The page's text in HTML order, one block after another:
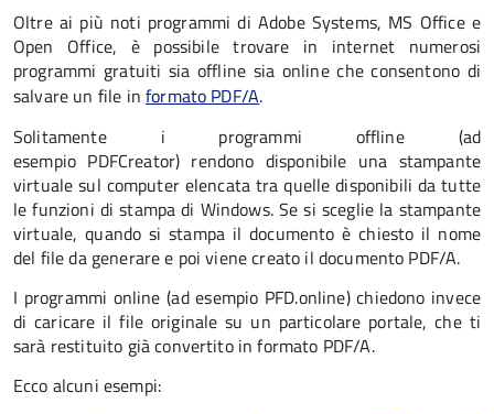
Oltre ai più noti programmi di Adobe Systems, MS Office e
Open Office, è possibile trovare in internet numerosi
programmi gratuiti sia offline sia online che consentono di
salvare un file informato PDF/A.
Solitamente i programmi offline (ad
esempio PDFCreator) rendono disponibile una stampante
virtuale sul computer elencata tra quelle disponibili da tutte
le funzioni di stampa di Windows. Se si sceglie la stampante
virtuale, quando si stampa il documento è chiesto il nome
del file da generare e poi viene creato il documento PDF/A.
I programmi online (ad esempio PFD.online) chiedono invece
di caricare il file originale su un particolare portale, che ti
sarà restituito già convertito in formato PDF/A.
Ecco alcuni esempi: